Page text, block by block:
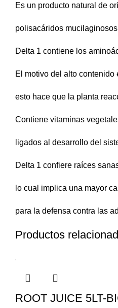
Es un producto natural de
polisacáridos
Delta 1 contiene los
El motivo del alto
esto hace que la planta
Contiene vitaminas
ligados al desarrollo del
Delta 1 confiere raíces
lo cual implica una mayor
para la defensa contra las
Productos
ROOT JUICE 5LT-